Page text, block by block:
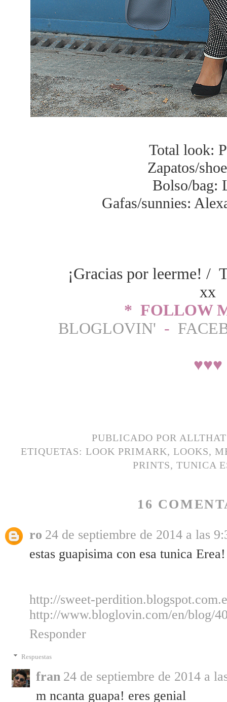
Total look:
Zapatos/
Bolso/bag:
Gafas/sunnies:
¡Gracias por leerme! /
xx
* FOLLOW
BLOGLOVIN' -
♥♥♥
PUBLICADO POR
ETIQUETAS: LOOK PRIMARK, LOOKS,
PRINTS, TUNICA
16
ro 24 de septiembre de 2014 a las
estas guapisima con esa tunica
http://sweet-
http://www.bloglovin.com/en/blog/
Responder
Respuestas
fran 24 de septiembre de 2014 a
m ncanta guapa! eres genial